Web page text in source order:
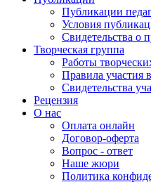
Публикации
Условия
Свидетельства о
Творческая группа
Работы
Правила участия
Свидетельства
Рецензия
О нас
Оплата онлайн
Договор-оферта
Вопрос - ответ
Наше жюри
Политика